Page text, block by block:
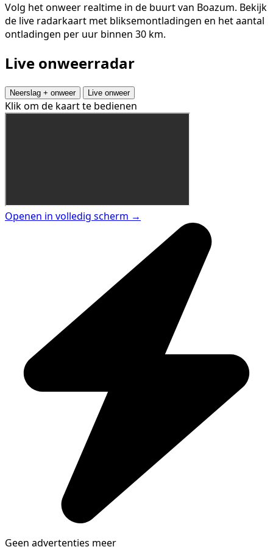
Volg het onweer realtime in de buurt van Boazum. Bekijk
de live radarkaart met bliksemontladingen en het aantal
ontladingen per uur binnen 30 km.
Live onweerradar
Neerslag + onweer Live onweer
Klik om de kaart te bedienen
Openen in volledig scherm →
Geen advertenties meer